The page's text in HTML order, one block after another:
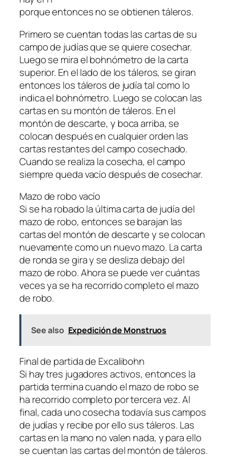
porque entonces no se obtienen táleros.
Primero se cuentan todas las cartas de su
campo de judías que se quiere cosechar.
Luego se mira el bohnómetro de la carta
superior. En el lado de los táleros, se giran
entonces los táleros de judía tal como lo
indica el bohnómetro. Luego se colocan las
cartas en su montón de táleros. En el
montón de descarte, y boca arriba, se
colocan después en cualquier orden las
cartas restantes del campo cosechado.
Cuando se realiza la cosecha, el campo
siempre queda vacío después de cosechar.
Mazo de robo vacío
Si se ha robado la última carta de judía del
mazo de robo, entonces se barajan las
cartas del montón de descarte y se colocan
nuevamente como un nuevo mazo. La carta
de ronda se gira y se desliza debajo del
mazo de robo. Ahora se puede ver cuántas
veces ya se ha recorrido completo el mazo
de robo.
See also Expedición de Monstruos
Final de partida de Excalibohn
Si hay tres jugadores activos, entonces la
partida termina cuando el mazo de robo se
ha recorrido completo por tercera vez. Al
final, cada uno cosecha todavía sus campos
de judías y recibe por ello sus táleros. Las
cartas en la mano no valen nada, y para ello
se cuentan las cartas del montón de táleros.